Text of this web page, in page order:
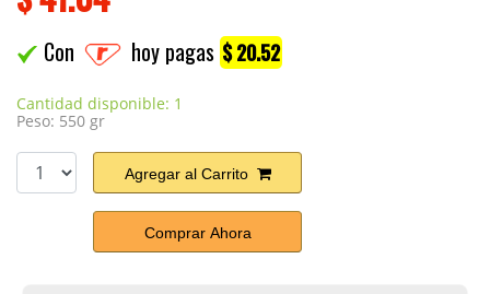
Con hoy pagas $ 20.52
Cantidad disponible: 1
Peso: 550 gr
Agregar al Carrito
Comprar Ahora